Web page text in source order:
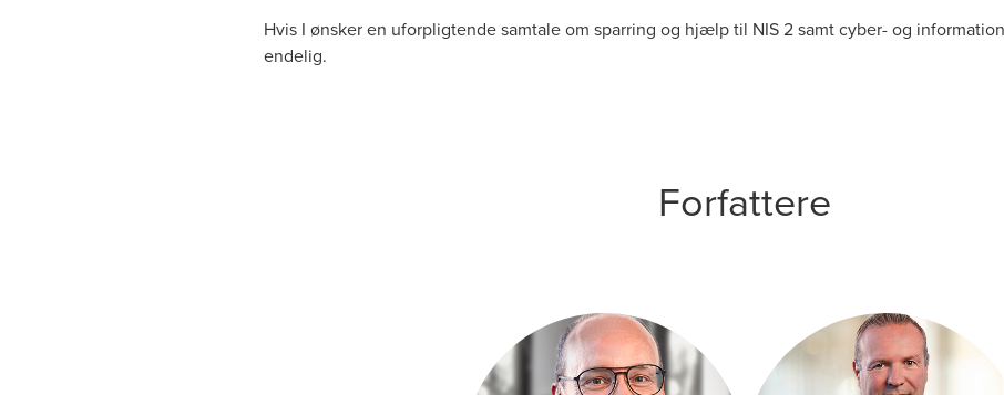
Hvis I ønsker en uforpligtende samtale om sparring og hjælp til NIS 2 samt cyber- og
endelig.
Forfattere